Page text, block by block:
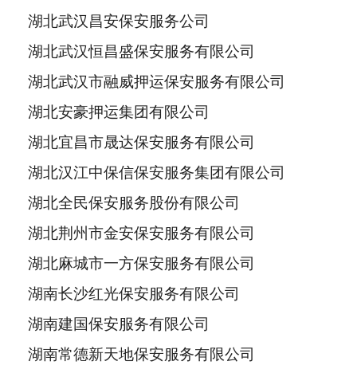
湖北武汉昌安保安服务公司
湖北武汉恒昌盛保安服务有限公司
湖北武汉市融威押运保安服务有限公司
湖北安豪押运集团有限公司
湖北宜昌市晟达保安服务有限公司
湖北汉江中保信保安服务集团有限公司
湖北全民保安服务股份有限公司
湖北荆州市金安保安服务有限公司
湖北麻城市一方保安服务有限公司
湖南长沙红光保安服务有限公司
湖南建国保安服务有限公司
湖南常德新天地保安服务有限公司